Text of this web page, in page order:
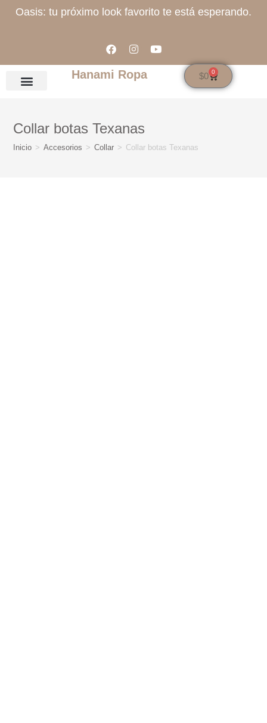
Oasis: tu próximo look favorito te está esperando.
Hanami Ropa $0 0
Collar botas Texanas
Inicio > Accesorios > Collar > Collar botas Texanas